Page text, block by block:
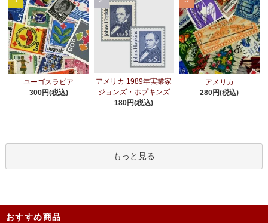
ユーゴスラビア
300円(税込)
アメリカ 1989年実業家
ジョンズ・ホプキンズ
180円(税込)
アメリカ
280円(税込)
もっと見る
おすすめ商品